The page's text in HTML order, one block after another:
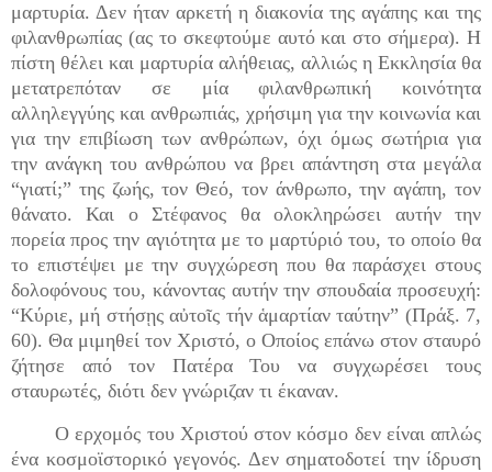
μαρτυρία. Δεν ήταν αρκετή η διακονία της αγάπης και της
φιλανθρωπίας (ας το σκεφτούμε αυτό και στο σήμερα). Η
πίστη θέλει και μαρτυρία αλήθειας, αλλιώς η Εκκλησία θα
μετατρεπόταν σε μία φιλανθρωπική κοινότητα
αλληλεγγύης και ανθρωπιάς, χρήσιμη για την κοινωνία και
για την επιβίωση των ανθρώπων, όχι όμως σωτήρια για
την ανάγκη του ανθρώπου να βρει απάντηση στα μεγάλα
“γιατί;” της ζωής, τον Θεό, τον άνθρωπο, την αγάπη, τον
θάνατο. Και ο Στέφανος θα ολοκληρώσει αυτήν την
πορεία προς την αγιότητα με το μαρτύριό του, το οποίο θα
το επιστέψει με την συγχώρεση που θα παράσχει στους
δολοφόνους του, κάνοντας αυτήν την σπουδαία προσευχή:
“Κύριε, μή στήσῃς αὐτοῖς τήν ἁμαρτίαν ταύτην” (Πράξ. 7,
60). Θα μιμηθεί τον Χριστό, ο Οποίος επάνω στον σταυρό
ζήτησε από τον Πατέρα Του να συγχωρέσει τους
σταυρωτές, διότι δεν γνώριζαν τι έκαναν.
Ο ερχομός του Χριστού στον κόσμο δεν είναι απλώς
ένα κοσμοϊστορικό γεγονός. Δεν σηματοδοτεί την ίδρυση